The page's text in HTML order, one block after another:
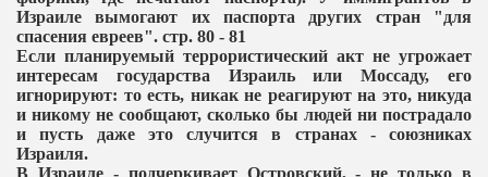
Израиле вымогают их паспорта других стран "для
спасения евреев". стр. 80 - 81
Если планируемый террористический акт не угрожает
интересам государства Израиль или Моссаду, его
игнорируют: то есть, никак не реагируют на это, никуда
и никому не сообщают, сколько бы людей ни пострадало
и пусть даже это случится в странах - союзниках
Израиля.
В Израиле - подчеркивает Островский, - не только в